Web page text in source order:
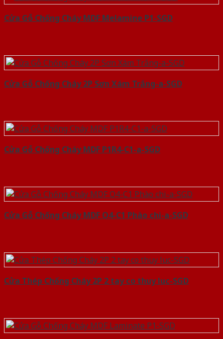
Cửa Gỗ Chống Cháy MDF Melamine P1-SGD
Cửa Gỗ Chống Cháy 2P Sơn Xám Trắng-a-SGD
Cửa Gỗ Chống Cháy MDF P1R4-C1-a-SGD
Cửa Gỗ Chống Cháy MDF O4-C1 Phào chi-a-SGD
Cửa Thép Chống Cháy 2P 2 tay co thuy luc-SGD